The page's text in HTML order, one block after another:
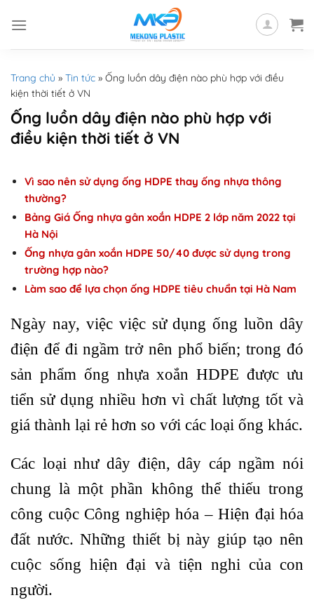
Trang chủ » Tin tức » Ống luồn dây điện nào phù hợp với điều
kiện thời tiết ở VN
Ống luồn dây điện nào phù hợp với
điều kiện thời tiết ở VN
Vì sao nên sử dụng ống HDPE thay ống nhựa thông
thường?
Bảng Giá Ống nhựa gân xoắn HDPE 2 lớp năm 2022 tại
Hà Nội
Ống nhựa gân xoắn HDPE 50/40 được sử dụng trong
trường hợp nào?
Làm sao để lựa chọn ống HDPE tiêu chuẩn tại Hà Nam
Ngày nay, việc việc sử dụng ống luồn dây
điện để đi ngầm trở nên phổ biến; trong đó
sản phẩm ống nhựa xoắn HDPE được ưu
tiển sử dụng nhiều hơn vì chất lượng tốt và
giá thành lại rẻ hơn so với các loại ống khác.
Các loại như dây điện, dây cáp ngầm nói
chung là một phần không thể thiếu trong
công cuộc Công nghiệp hóa – Hiện đại hóa
đất nước. Những thiết bị này giúp tạo nên
cuộc sống hiện đại và tiện nghi của con
người.